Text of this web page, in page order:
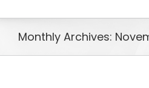
Monthly Archives: